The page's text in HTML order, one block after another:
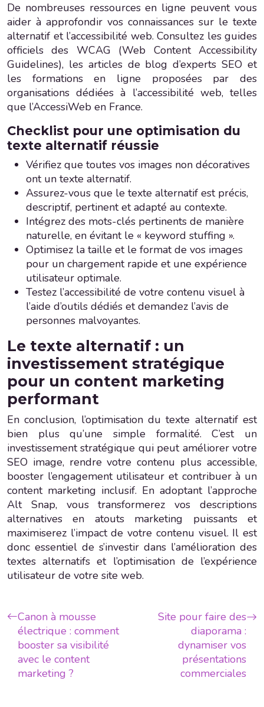
De nombreuses ressources en ligne peuvent vous
aider à approfondir vos connaissances sur le texte
alternatif et l’accessibilité web. Consultez les guides
officiels des WCAG (Web Content Accessibility
Guidelines), les articles de blog d’experts SEO et
les formations en ligne proposées par des
organisations dédiées à l’accessibilité web, telles
que l’AccessiWeb en France.
Checklist pour une optimisation du
texte alternatif réussie
Vérifiez que toutes vos images non décoratives
ont un texte alternatif.
Assurez-vous que le texte alternatif est précis,
descriptif, pertinent et adapté au contexte.
Intégrez des mots-clés pertinents de manière
naturelle, en évitant le « keyword stuffing ».
Optimisez la taille et le format de vos images
pour un chargement rapide et une expérience
utilisateur optimale.
Testez l’accessibilité de votre contenu visuel à
l’aide d’outils dédiés et demandez l’avis de
personnes malvoyantes.
Le texte alternatif : un
investissement stratégique
pour un content marketing
performant
En conclusion, l’optimisation du texte alternatif est
bien plus qu’une simple formalité. C’est un
investissement stratégique qui peut améliorer votre
SEO image, rendre votre contenu plus accessible,
booster l’engagement utilisateur et contribuer à un
content marketing inclusif. En adoptant l’approche
Alt Snap, vous transformerez vos descriptions
alternatives en atouts marketing puissants et
maximiserez l’impact de votre contenu visuel. Il est
donc essentiel de s’investir dans l’amélioration des
textes alternatifs et l’optimisation de l’expérience
utilisateur de votre site web.
Canon à mousse
électrique : comment
booster sa visibilité
avec le content
marketing ?
Site pour faire des
diaporama :
dynamiser vos
présentations
commerciales